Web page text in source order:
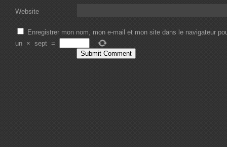
Website
Enregistrer mon nom, mon e-mail et mon site dans le navigateur
un × sept =